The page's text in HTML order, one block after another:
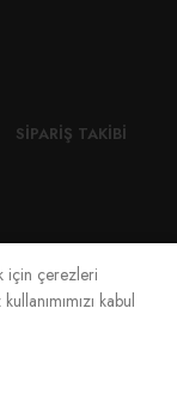
SIPARIŞ TAKIBI
için çerezleri
kabul